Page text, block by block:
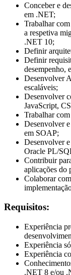
Conceber e
em .NET;
Trabalhar
a respetiva
.NET 10;
Definir
Definir
desempenho,
Desenvolver
escaláveis;
Desenvolver
JavaScript,
Trabalhar
Desenvolver
em SOAP;
Desenvolver
Oracle PL/
Contribuir
aplicações do
Colaborar
Requisitos:
Experiência
Experiência
Experiência
.NET 8 e/ou